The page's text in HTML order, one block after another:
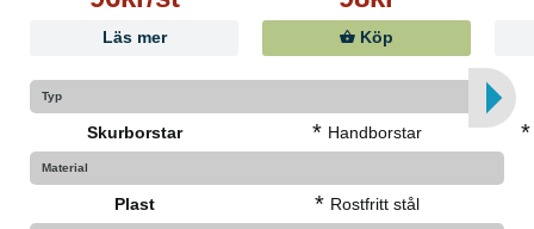
Läs mer Köp
Typ
Skurborstar * Handborstar *
Material
Plast * Rostfritt stål